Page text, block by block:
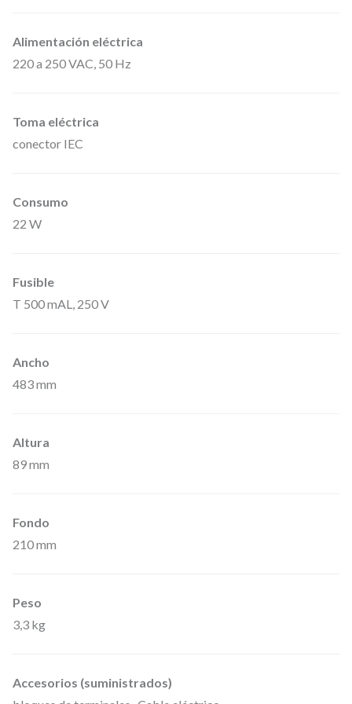
Alimentación eléctrica
220 a 250 VAC, 50 Hz
Toma eléctrica
conector IEC
Consumo
22 W
Fusible
T 500 mAL, 250 V
Ancho
483 mm
Altura
89 mm
Fondo
210 mm
Peso
3,3 kg
Accesorios (suministrados)